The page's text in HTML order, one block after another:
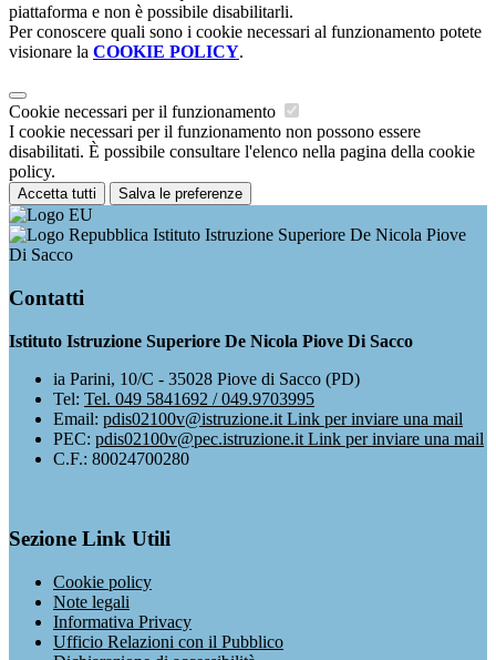
piattaforma e non è possibile disabilitarli.
Per conoscere quali sono i cookie necessari al funzionamento potete
visionare la COOKIE POLICY.
Cookie necessari per il funzionamento
I cookie necessari per il funzionamento non possono essere
disabilitati. È possibile consultare l'elenco nella pagina della cookie
policy.
Accetta tutti Salva le preferenze
Istituto Istruzione Superiore De Nicola Piove
Di Sacco
Contatti
Istituto Istruzione Superiore De Nicola Piove Di Sacco
ia Parini, 10/C - 35028 Piove di Sacco (PD)
Tel: Tel. 049 5841692 / 049.9703995
Email: pdis02100v@istruzione.it Link per inviare una mail
PEC: pdis02100v@pec.istruzione.it Link per inviare una mail
C.F.: 80024700280
Sezione Link Utili
Cookie policy
Note legali
Informativa Privacy
Ufficio Relazioni con il Pubblico